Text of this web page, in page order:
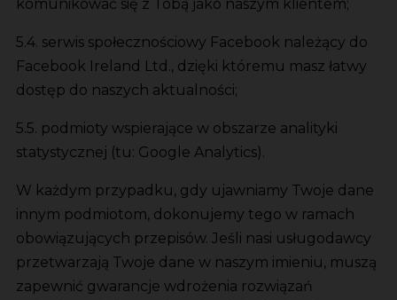
komunikować się z Tobą jako naszym klientem;
5.4. serwis społecznościowy Facebook należący do
Facebook Ireland Ltd., dzięki któremu masz łatwy
dostęp do naszych aktualności;
5.5. podmioty wspierające w obszarze analityki
statystycznej (tu: Google Analytics).
W każdym przypadku, gdy ujawniamy Twoje dane
innym podmiotom, dokonujemy tego w ramach
obowiązujących przepisów. Jeśli nasi usługodawcy
przetwarzają Twoje dane w naszym imieniu, muszą
zapewnić gwarancje wdrożenia rozwiązań